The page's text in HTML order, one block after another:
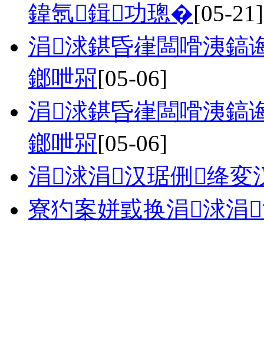
鍏氬鍓功璁�[05-21]
涓浗鍖昏嵂闆嗗洟鎬
鎯呭喌[05-06]
涓浗鍖昏嵂闆嗗洟鎬
鎯呭喌[05-06]
涓浗涓汉琚侀绛変
寮犳案姘戜换涓浗涓